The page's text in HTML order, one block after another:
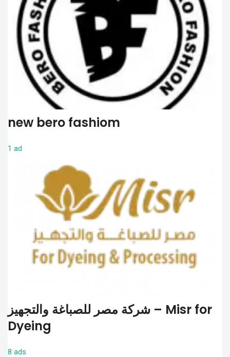
new bero fashiom
1 ad
شركة مصر للصباغة والتجهيز – Misr for
Dyeing
8 ads